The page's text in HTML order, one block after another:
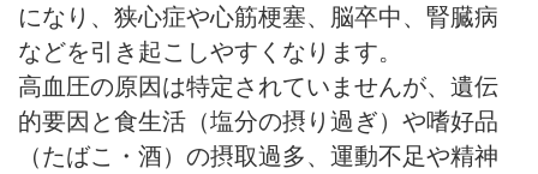
になり、狭心症や心筋梗塞、脳卒中、腎臓病
などを引き起こしやすくなります。
高血圧の原因は特定されていませんが、遺伝
的要因と食生活（塩分の摂り過ぎ）や嗜好品
（たばこ・酒）の摂取過多、運動不足や精神